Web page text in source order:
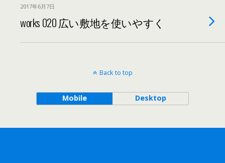
2017年6月7日
works 020 広い敷地を使いやすく
Back to top
Mobile Desktop